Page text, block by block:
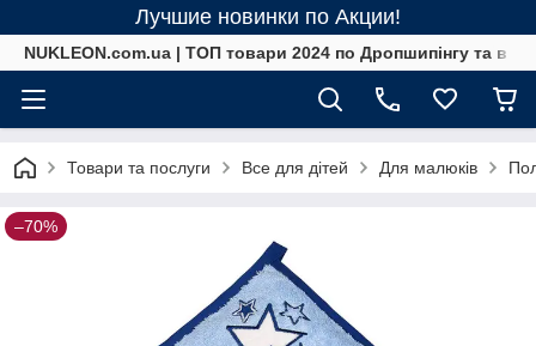
Лучшие новинки по Акции!
NUKLEON.com.ua | ТОП товари 2024 по Дропшипінгу та в
Товари та послуги Все для дітей Для малюків
–70%